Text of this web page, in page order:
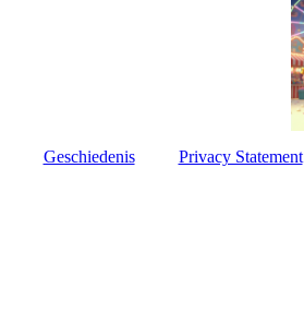
Geschiedenis Privacy Statement